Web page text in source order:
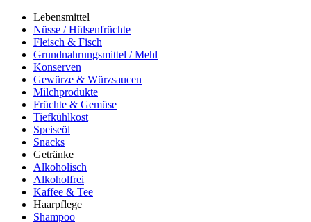
Lebensmittel
Nüsse / Hülsenfrüchte
Fleisch & Fisch
Grundnahrungsmittel / Mehl
Konserven
Gewürze & Würzsaucen
Milchprodukte
Früchte & Gemüse
Tiefkühlkost
Speiseöl
Snacks
Getränke
Alkoholisch
Alkoholfrei
Kaffee & Tee
Haarpflege
Shampoo